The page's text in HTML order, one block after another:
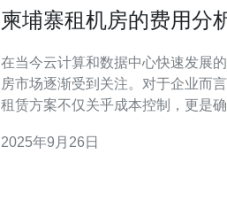
柬埔寨租机房的费用分
在当今云计算和数据中心快速发展
房市场逐渐受到关注。对于企业而
租赁方案不仅关乎成本控制，更是
场趋势，帮助您找到最佳、最便宜的租赁方
2025年9月26日